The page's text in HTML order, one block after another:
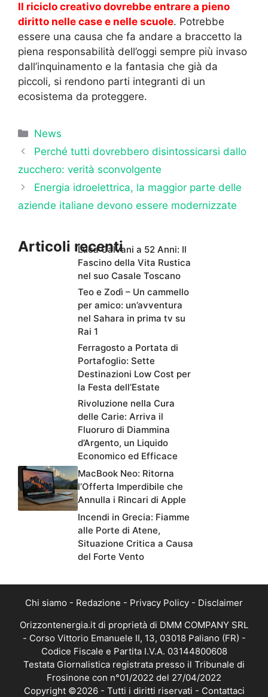
Il riciclo creativo dovrebbe entrare a pieno
diritto nelle case e nelle scuole. Potrebbe
essere una causa che fa andare a braccetto la
piena responsabilità dell’oggi sempre più invaso
dall’inquinamento e la fantasia che già da
piccoli, si rendono parti integranti di un
ecosistema da proteggere.
Categorie
News
Perché tutti dovrebbero disintossicarsi dallo
zucchero: verità sconvolgente
Energia idroelettrica, la maggior parte delle
aziende italiane devono essere modernizzate
Articoli recentiLuca Calvani a 52 Anni: Il
Fascino della Vita Rustica
nel suo Casale Toscano
Teo e Zodì – Un cammello
per amico: un’avventura
nel Sahara in prima tv su
Rai 1
Ferragosto a Portata di
Portafoglio: Sette
Destinazioni Low Cost per
la Festa dell’Estate
Rivoluzione nella Cura
delle Carie: Arriva il
Fluoruro di Diammina
d’Argento, un Liquido
Economico ed Efficace
MacBook Neo: Ritorna
l’Offerta Imperdibile che
Annulla i Rincari di Apple
Incendi in Grecia: Fiamme
alle Porte di Atene,
Situazione Critica a Causa
del Forte Vento
Chi siamo - Redazione - Privacy Policy - Disclaimer
Orizzontenergia.it di proprietà di DMM COMPANY SRL
- Corso Vittorio Emanuele II, 13, 03018 Paliano (FR) -
Codice Fiscale e Partita I.V.A. 03144800608
Testata Giornalistica registrata presso il Tribunale di
Frosinone con n°01/2022 del 27/04/2022
Copyright ©2026 - Tutti i diritti riservati - Contattaci